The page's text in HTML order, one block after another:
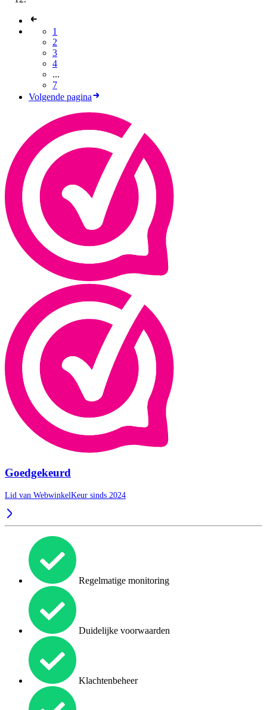
1
2
3
4
...
7
Volgende pagina
Goedgekeurd
Lid van WebwinkelKeur sinds 2024
Regelmatige monitoring
Duidelijke voorwaarden
Klachtenbeheer